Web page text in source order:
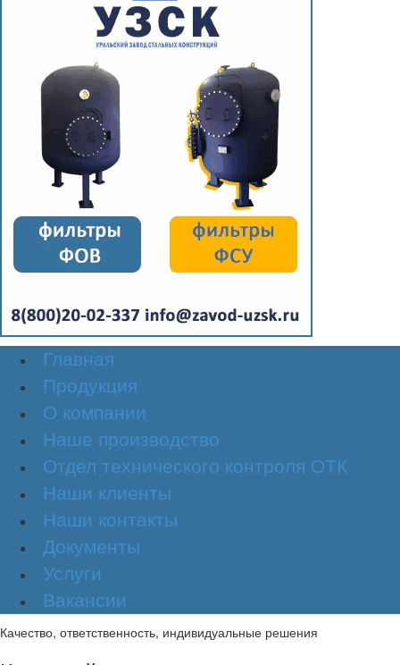
Главная
Продукция
О компании
Наше производство
Отдел технического контроля ОТК
Наши клиенты
Наши контакты
Документы
Услуги
Вакансии
Качество, ответственность, индивидуальные решения